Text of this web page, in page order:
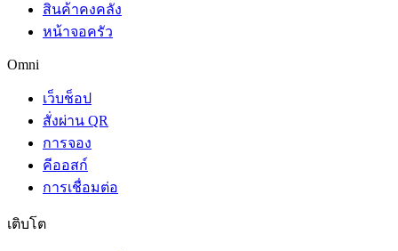
สินค้าคงคลัง
หน้าจอครัว
Omni
เว็บช็อป
สั่งผ่าน QR
การจอง
คีออสก์
การเชื่อมต่อ
เติบโต